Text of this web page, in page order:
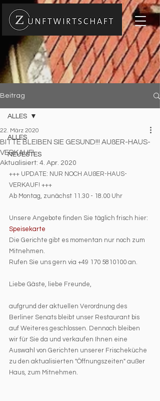
Beitrag
ALLES
NEUESTES
ALLES
BITTE BLEIBEN SIE GESUND!!! AUßER-HAUS-
VERKAUF!
22. März 2020
Aktualisiert: 4. Apr. 2020
+++ UPDATE: NUR NOCH AUßER-HAUS-
VERKAUF! +++
Ab Montag, zunächst 11.30 - 18.00 Uhr
Unsere Angebote finden Sie täglich frisch hier:
Speisekarte
Die Gerichte gibt es momentan nur noch zum
Mitnehmen.
Rufen Sie uns gern via +49 170 5810100 an.
Liebe Gäste, liebe Freunde,
aufgrund der aktuellen Verordnung des
Berliner Senats bleibt unser Restaurant bis
auf Weiteres geschlossen. Dennoch bleiben
wir für Sie da und verkaufen Ihnen eine
Auswahl von Gerichten unserer Frischeküche
zu den aktualisierten "Öffnungszeiten" außer
Haus, zum Mitnehmen.